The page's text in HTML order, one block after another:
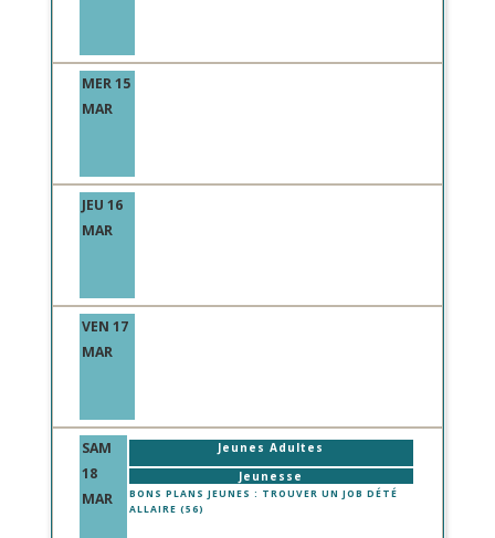
MER 15
MAR
JEU 16
MAR
VEN 17
MAR
SAM
18
MAR
Jeunes Adultes
Jeunesse
BONS PLANS JEUNES : TROUVER UN JOB DÉTÉ
ALLAIRE (56)